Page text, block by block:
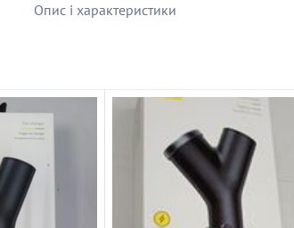
Опис і характеристики